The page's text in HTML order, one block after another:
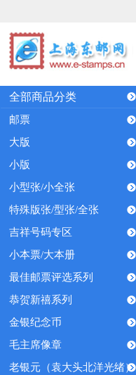
全部商品分类
邮票
大版
小版
小型张/小全张
特殊版张/型张/全张
吉祥号码专区
小本票/大本册
最佳邮票评选系列
恭贺新禧系列
金银纪念币
毛主席像章
老银元（袁大头北洋光绪）